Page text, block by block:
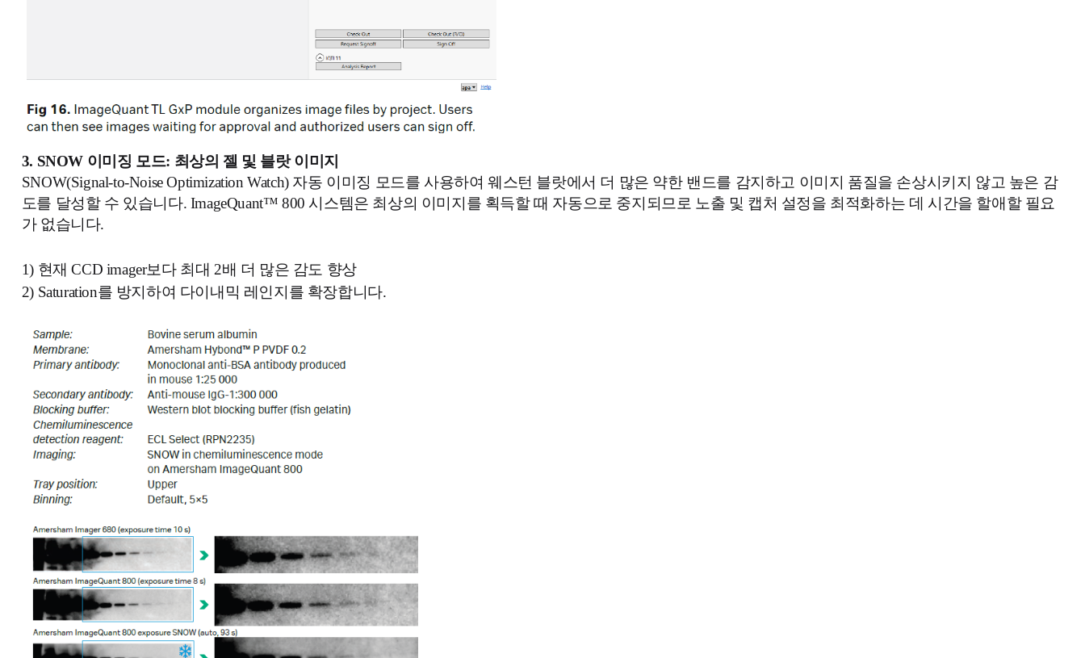
3. SNOW 이미징 모드: 최상의 젤 및 블랏 이미지
SNOW(Signal-to-Noise Optimization Watch) 자동 이미징 모드를 사용하여 웨스턴 블랏에서 더 많은 약한 밴드를 감지하고 이미지 품질을 손상시키지 않고 높은 감
도를 달성할 수 있습니다. ImageQuant™ 800 시스템은 최상의 이미지를 획득할 때 자동으로 중지되므로 노출 및 캡처 설정을 최적화하는 데 시간을 할애할 필요
가 없습니다.
1) 현재 CCD imager보다 최대 2배 더 많은 감도 향상
2) Saturation를 방지하여 다이내믹 레인지를 확장합니다.